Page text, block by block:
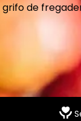
grifo de
